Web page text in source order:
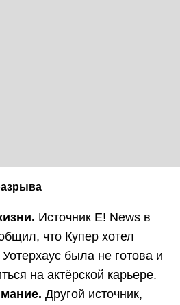
Источник E! News в
что Купер хотел
была не готова и
на актёрской карьере.
Другой источник,